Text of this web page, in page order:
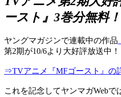
ースト』3巻分無料！
ヤングマガジンで連載中の作品
第2期が10/6より大好評放送中！
⇒TVアニメ『MFゴースト』の
これを記念してヤンマガWebで